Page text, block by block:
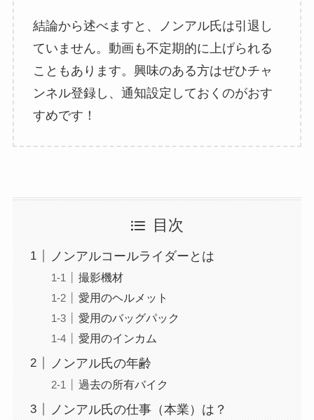
結論から述べますと、ノンアル氏は引退し
ていません。動画も不定期的に上げられる
こともあります。興味のある方はぜひチャ
ンネル登録し、通知設定しておくのがおす
すめです！
目次
ノンアルコールライダーとは
撮影機材
愛用のヘルメット
愛用のバッグパック
愛用のインカム
ノンアル氏の年齢
過去の所有バイク
ノンアル氏の仕事（本業）は？